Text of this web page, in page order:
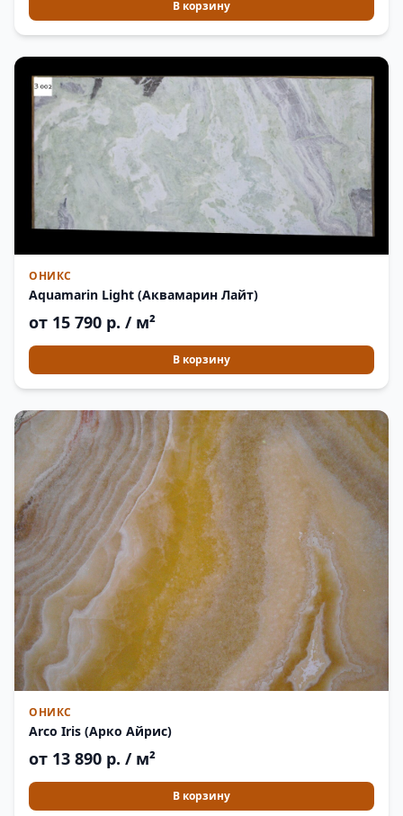
В корзину
ОНИКС
Aquamarin Light (Аквамарин Лайт)
от 15 790 р. / м²
В корзину
ОНИКС
Arco Iris (Арко Айрис)
от 13 890 р. / м²
В корзину